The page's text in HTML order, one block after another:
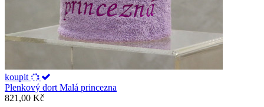
koupit
Plenkový dort Malá princezna
821,00 Kč